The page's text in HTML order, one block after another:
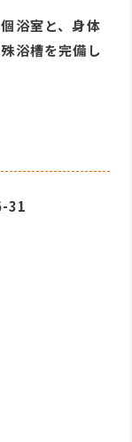
浴室と、身体
浴槽を完備し
31